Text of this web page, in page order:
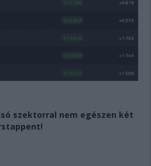
szektorral nem egészen két